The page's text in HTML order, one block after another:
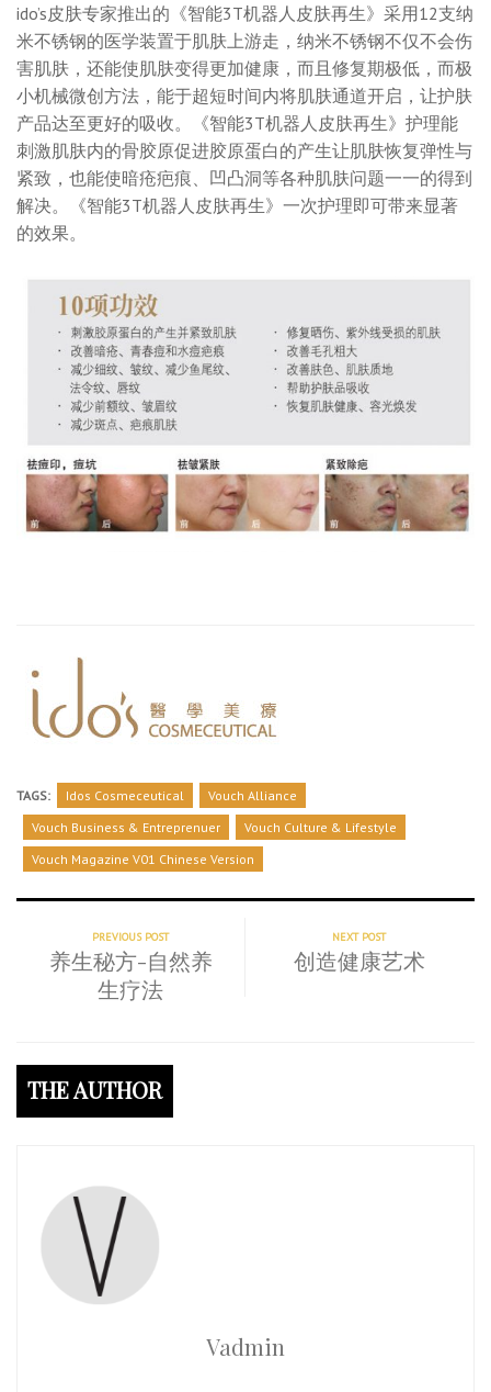
ido’s皮肤专家推出的《智能3T机器人皮肤再生》采用12支纳
米不锈钢的医学装置于肌肤上游走，纳米不锈钢不仅不会伤
害肌肤，还能使肌肤变得更加健康，而且修复期极低，而极
小机械微创方法，能于超短时间内将肌肤通道开启，让护肤
产品达至更好的吸收。《智能3T机器人皮肤再生》护理能
刺激肌肤内的骨胶原促进胶原蛋白的产生让肌肤恢复弹性与
紧致，也能使暗疮疤痕、凹凸洞等各种肌肤问题一一的得到
解决。《智能3T机器人皮肤再生》一次护理即可带来显著
的效果。
TAGS: Idos Cosmeceutical
Vouch Alliance
Vouch Business & Entreprenuer
Vouch Culture & Lifestyle
Vouch Magazine V01 Chinese Version
PREVIOUS POST
养生秘方-自然养
生疗法
NEXT POST
创造健康艺术
THE AUTHOR
Vadmin